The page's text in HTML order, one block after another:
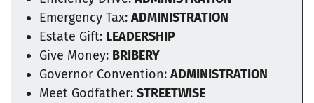
Emergency Tax: ADMINISTRATION
Estate Gift: LEADERSHIP
Give Money: BRIBERY
Governor Convention: ADMINISTRATION
Meet Godfather: STREETWISE